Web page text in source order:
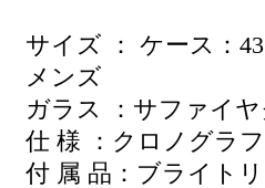
サイズ ： ケース：
メンズ
ガラス ：サファイ
仕 様 ：クロノグラ
付 属 品：ブライト